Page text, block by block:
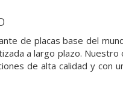
de placas base del
a largo plazo.
de alta calidad y con